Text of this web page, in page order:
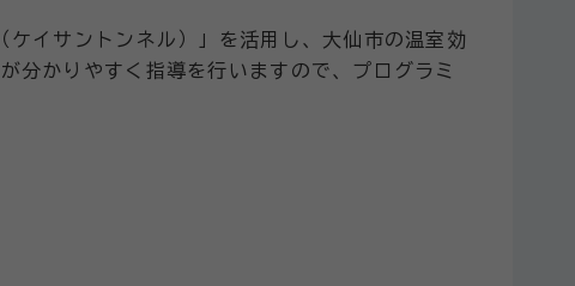
イサントンネル）」を活用し、大仙市の温室効
分かりやすく指導を行いますので、プログラミ